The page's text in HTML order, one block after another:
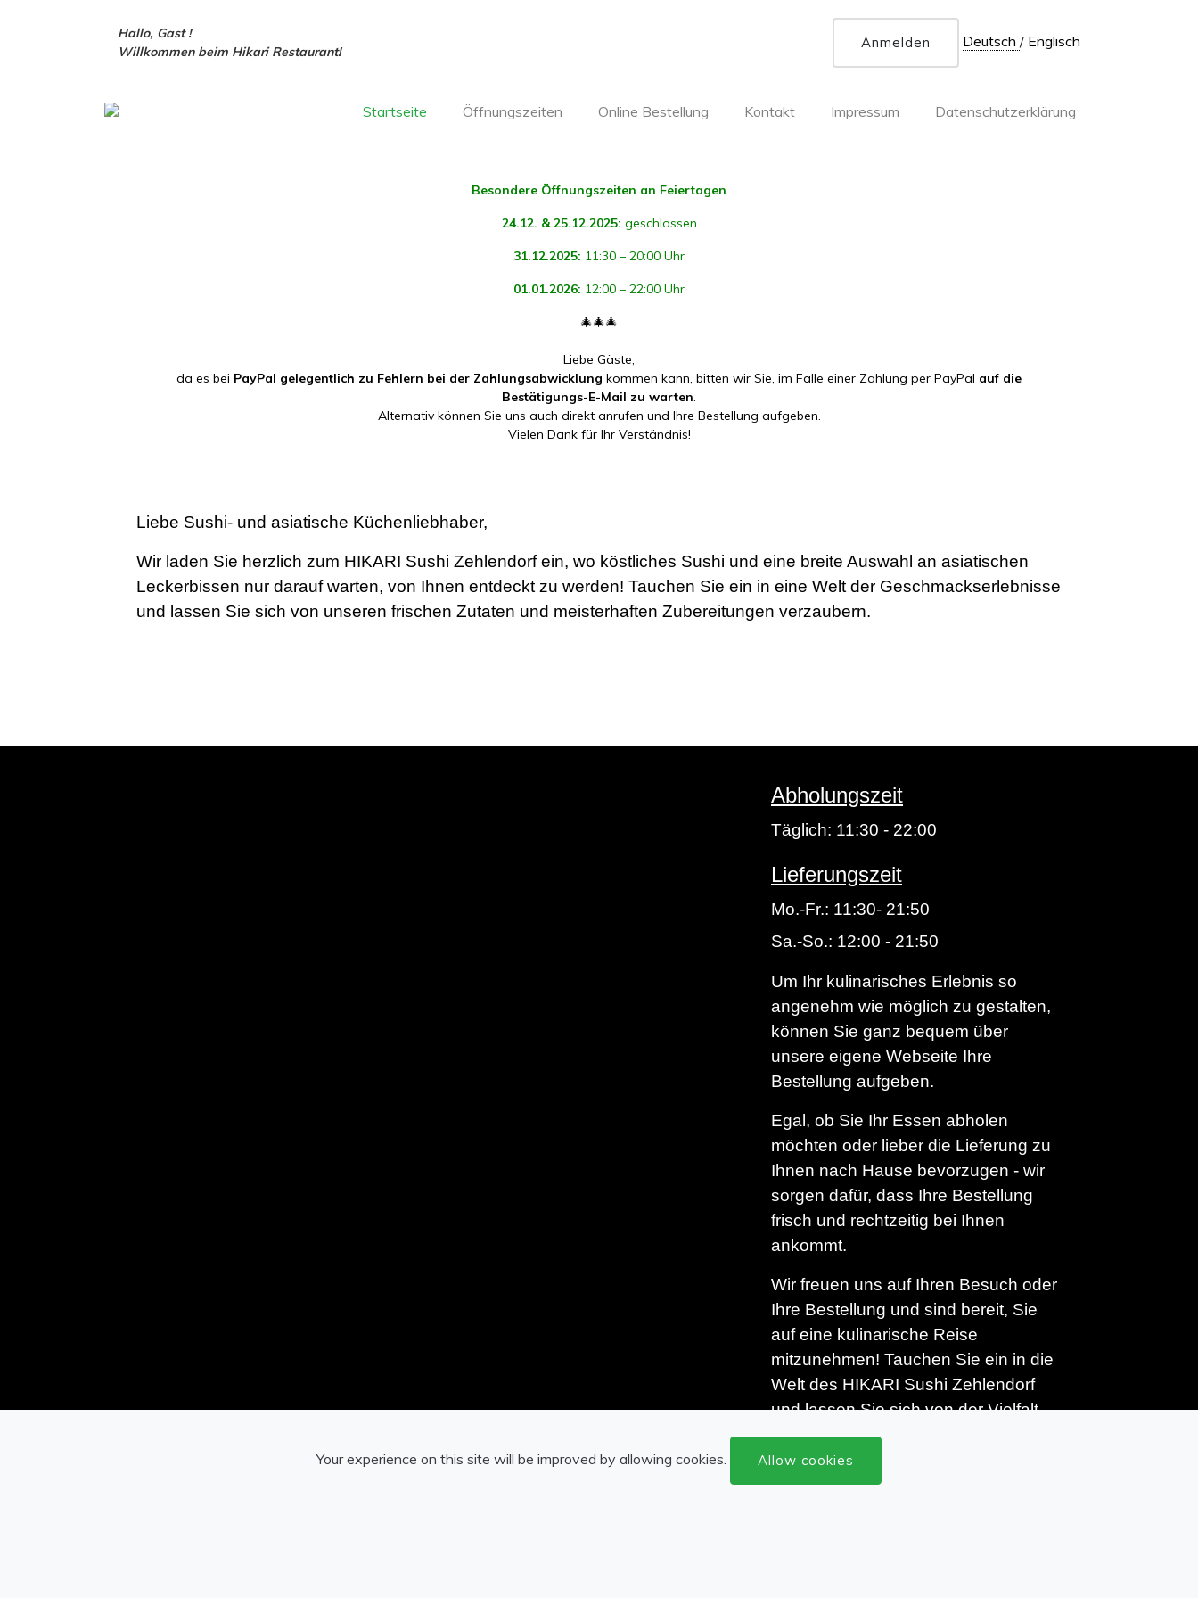
Your experience on this site will be improved by allowing cookies. Allow cookies
Hallo, Gast !
Willkommen beim Hikari Restaurant!
Anmelden Deutsch / Englisch
Startseite Öffnungszeiten Online Bestellung Kontakt Impressum Datenschutzerklärung
Besondere Öffnungszeiten an Feiertagen
24.12. & 25.12.2025: geschlossen
31.12.2025: 11:30 – 20:00 Uhr
01.01.2026: 12:00 – 22:00 Uhr
🎄🎄🎄
Liebe Gäste,
da es bei PayPal gelegentlich zu Fehlern bei der Zahlungsabwicklung kommen kann, bitten wir Sie, im Falle einer Zahlung per PayPal auf die
Bestätigungs-E-Mail zu warten.
Alternativ können Sie uns auch direkt anrufen und Ihre Bestellung aufgeben.
Vielen Dank für Ihr Verständnis!
Liebe Sushi- und asiatische Küchenliebhaber,
Wir laden Sie herzlich zum HIKARI Sushi Zehlendorf ein, wo köstliches Sushi und eine breite Auswahl an asiatischen
Leckerbissen nur darauf warten, von Ihnen entdeckt zu werden! Tauchen Sie ein in eine Welt der Geschmackserlebnisse
und lassen Sie sich von unseren frischen Zutaten und meisterhaften Zubereitungen verzaubern.
Abholungszeit
Täglich: 11:30 - 22:00
Lieferungszeit
Mo.-Fr.: 11:30- 21:50
Sa.-So.: 12:00 - 21:50
Um Ihr kulinarisches Erlebnis so
angenehm wie möglich zu gestalten,
können Sie ganz bequem über
unsere eigene Webseite Ihre
Bestellung aufgeben.
Egal, ob Sie Ihr Essen abholen
möchten oder lieber die Lieferung zu
Ihnen nach Hause bevorzugen - wir
sorgen dafür, dass Ihre Bestellung
frisch und rechtzeitig bei Ihnen
ankommt.
Wir freuen uns auf Ihren Besuch oder
Ihre Bestellung und sind bereit, Sie
auf eine kulinarische Reise
mitzunehmen! Tauchen Sie ein in die
Welt des HIKARI Sushi Zehlendorf
und lassen Sie sich von der Vielfalt
der asiatischen Küche verführen.